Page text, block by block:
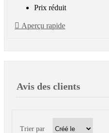
Prix réduit
 Aperçu rapide
Avis des clients
Trier par